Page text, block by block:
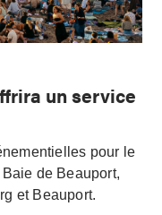
un service
pour le
de Beauport,
et Beauport.